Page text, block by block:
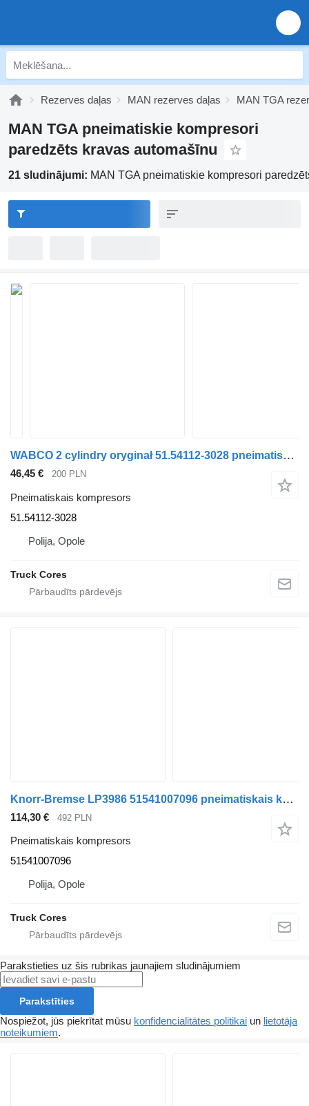
Rezerves daļas MAN rezerves daļas MAN TGA
MAN TGA pneimatiskie kompresori
paredzēts kravas automašīnu
21 sludinājumi: MAN TGA pneimatiskie kompresori
WABCO 2 cylindry oryginał 51.54112-3028 pneimatiskais kompresors paredzēts MAN TGA 51.54112-3028 kravas automašīnas
46,45 € 200 PLN
Pneimatiskais kompresors
51.54112-3028
Polija, Opole
Truck Cores
Knorr-Bremse LP3986 51541007096 pneimatiskais kompresors paredzēts MAN TGA TGX kravas automašīnas
114,30 € 492 PLN
Pneimatiskais kompresors
51541007096
Polija, Opole
Truck Cores
Parakstieties uz šis rubrikas jaunajiem sludinājumiem
Parakstīties
Nospiežot, jūs piekrītat mūsu konfidencialitātes politikai un lietotāja
noteikumiem.